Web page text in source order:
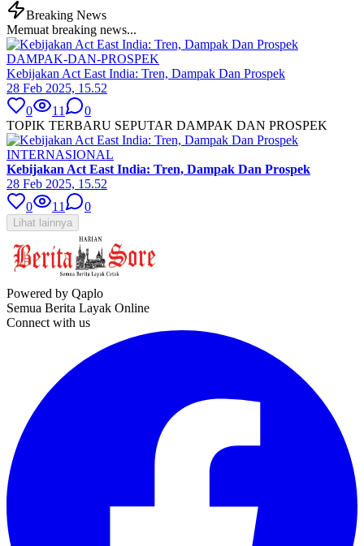
Breaking News
Memuat breaking news...
DAMPAK-DAN-PROSPEK
Kebijakan Act East India: Tren, Dampak Dan Prospek
28 Feb 2025, 15.52
0
11
0
TOPIK TERBARU SEPUTAR DAMPAK DAN PROSPEK
INTERNASIONAL
Kebijakan Act East India: Tren, Dampak Dan Prospek
28 Feb 2025, 15.52
0
11 0
Lihat lainnya
Powered by Qaplo
Semua Berita Layak Online
Connect with us